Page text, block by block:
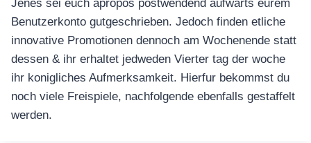
Jenes sei euch apropos postwendend aufwarts eurem
Benutzerkonto gutgeschrieben. Jedoch finden etliche
innovative Promotionen dennoch am Wochenende statt
dessen & ihr erhaltet jedweden Vierter tag der woche
ihr konigliches Aufmerksamkeit. Hierfur bekommst du
noch viele Freispiele, nachfolgende ebenfalls gestaffelt
werden.